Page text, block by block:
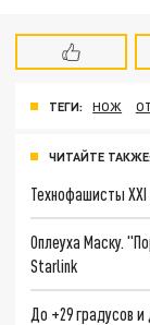
ТЕГИ: НОЖ
ЧИТАЙТЕ
Технофашисты XXI
Оплеуха Маску.
Starlink
До +29 градусов